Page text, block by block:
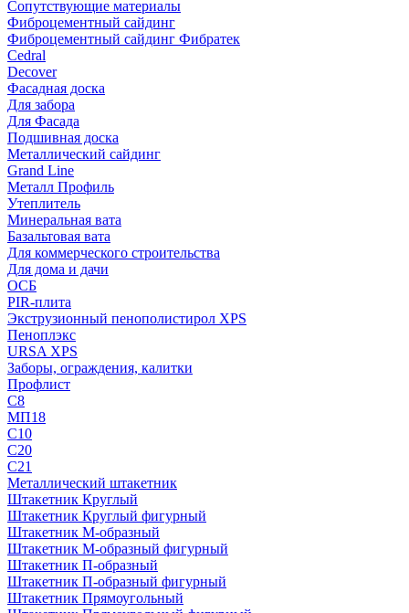
Сопутствующие материалы
Фиброцементный сайдинг
Фиброцементный сайдинг Фибратек
Cedral
Decover
Фасадная доска
Для забора
Для Фасада
Подшивная доска
Металлический сайдинг
Grand Line
Металл Профиль
Утеплитель
Минеральная вата
Базальтовая вата
Для коммерческого строительства
Для дома и дачи
ОСБ
PIR-плита
Экструзионный пенополистирол XPS
Пеноплэкс
URSA XPS
Заборы, ограждения, калитки
Профлист
С8
МП18
С10
С20
С21
Металлический штакетник
Штакетник Круглый
Штакетник Круглый фигурный
Штакетник М-образный
Штакетник М-образный фигурный
Штакетник П-образный
Штакетник П-образный фигурный
Штакетник Прямоугольный